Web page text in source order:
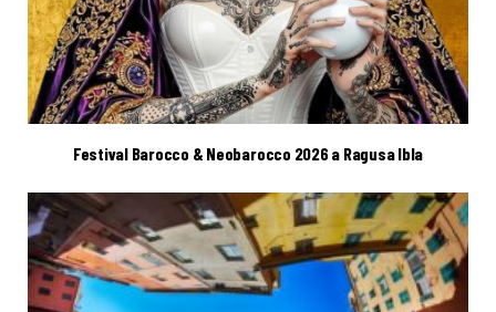
Festival Barocco & Neobarocco 2026 a Ragusa Ibla